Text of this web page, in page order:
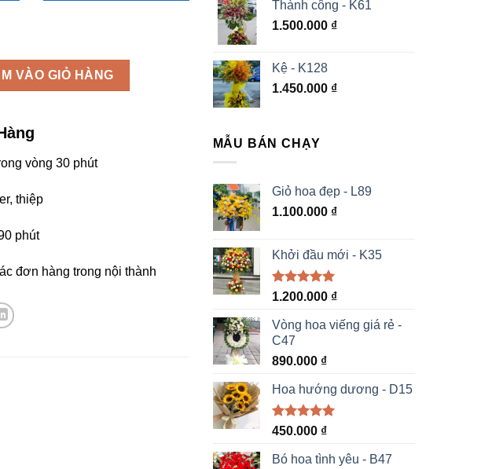
VÀO GIỎ HÀNG
vòng 30 phút
thiệp
phút
đơn hàng trong nội thành
Thành công - K61
1.500.000 ₫
Kệ - K128
1.450.000 ₫
MẪU BÁN CHẠY
Giỏ hoa đẹp - L89
1.100.000 ₫
Khởi đầu mới - K35
Được xếp
5 sao
1.200.000 ₫
Vòng hoa viếng giá rẻ -
C47
890.000 ₫
Hoa hướng dương - D15
Được xếp
5 sao
450.000 ₫
Bó hoa tình yêu - B47